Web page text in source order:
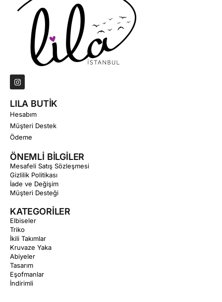
LILA BUTİK
Hesabım
Müşteri Destek
Ödeme
ÖNEMLİ BİLGİLER
Mesafeli Satış Sözleşmesi
Gizlilik Politikası
İade ve Değişim
Müşteri Desteği
KATEGORİLER
Elbiseler
Triko
İkili Takımlar
Kruvaze Yaka
Abiyeler
Tasarım
Eşofmanlar
İndirimli